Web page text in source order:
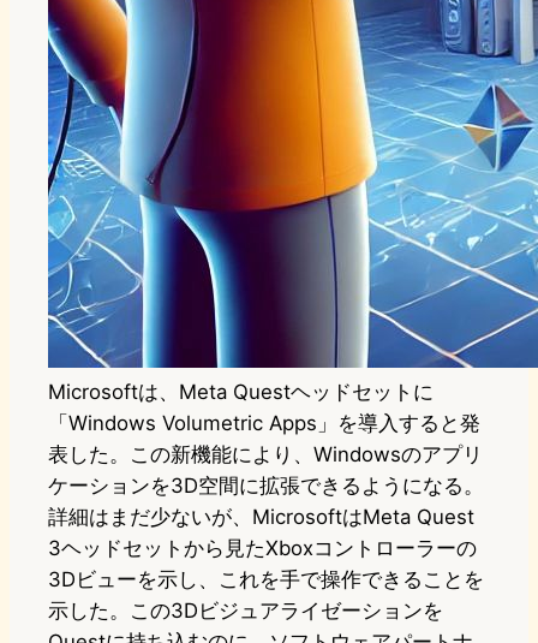
Microsoftは、Meta Questヘッドセットに
「Windows Volumetric Apps」を導入すると発
表した。この新機能により、Windowsのアプリ
ケーションを3D空間に拡張できるようになる。
詳細はまだ少ないが、MicrosoftはMeta Quest
3ヘッドセットから見たXboxコントローラーの
3Dビューを示し、これを手で操作できることを
示した。この3Dビジュアライゼーションを